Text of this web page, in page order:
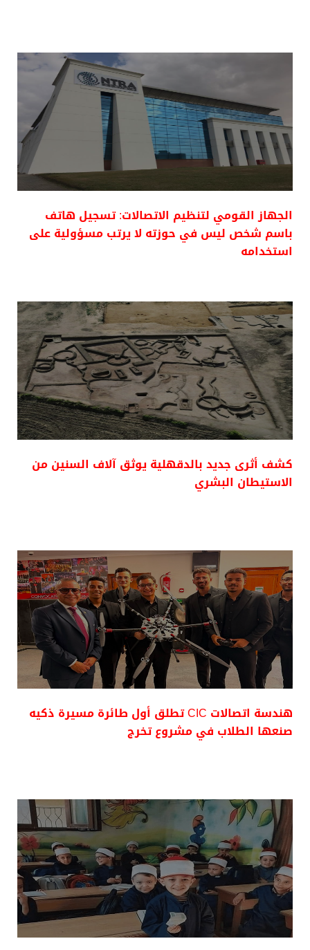
الجهاز القومي لتنظيم الاتصالات: تسجيل هاتف
باسم شخص ليس في حوزته لا يرتب مسؤولية على
استخدامه
كشف أثرى جديد بالدقهلية يوثق آلاف السنين من
الاستيطان البشري
هندسة اتصالات CIC تطلق أول طائرة مسيرة ذكيه
صنعها الطلاب في مشروع تخرج